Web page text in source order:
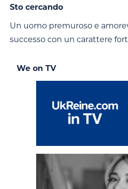
Sto cercando
Un uomo premuroso e
successo con un carattere
We on TV